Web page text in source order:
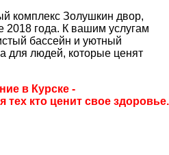
комплекс Золушкин двор,
2018 года. К вашим услугам
бассейн и уютный
для людей, которые ценят
в Курске -
кто ценит свое здоровье.